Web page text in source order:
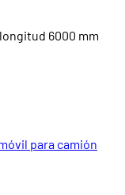
6000 mm
para camión